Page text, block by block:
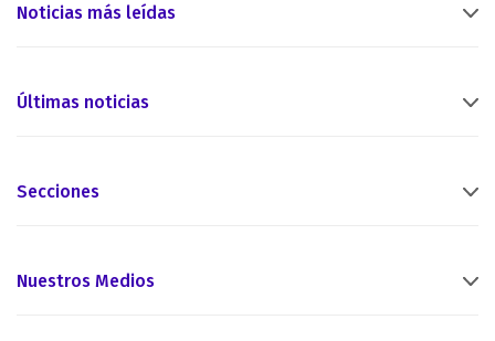
Noticias más leídas
Últimas noticias
Secciones
Nuestros Medios